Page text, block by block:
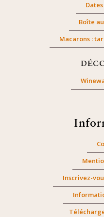
Boîte
Macarons :
Inscrivez-